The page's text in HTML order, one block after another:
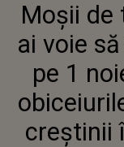
Moșii de
ai voie
pe 1
creștinii